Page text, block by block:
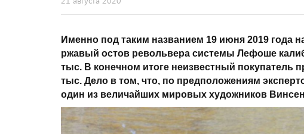
Именно под таким названием 19 июня 2019 года
ржавый остов револьвера системы Лефоше
тыс. В конечном итоге неизвестный покупатель
тыс. Дело в том, что, по предположениям
один из величайших мировых художников